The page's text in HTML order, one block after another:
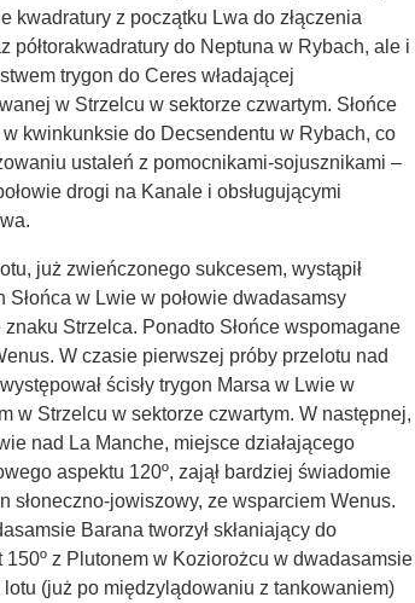
kwadratury z początku Lwa do złączenia
półtorakwadratury do Neptuna w Rybach, ale i
trygon do Ceres władającej
w Strzelcu w sektorze czwartym. Słońce
kwinkunksie do Decsendentu w Rybach, co
ustaleń z pomocnikami-sojusznikami –
drogi na Kanale i obsługującymi
już zwieńczonego sukcesem, wystąpił
w Lwie w połowie dwadasamsy
Strzelca. Ponadto Słońce wspomagane
W czasie pierwszej próby przelotu nad
ścisły trygon Marsa w Lwie w
w Strzelcu w sektorze czwartym. W następnej,
nad La Manche, miejsce działającego
aspektu 120º, zajął bardziej świadomie
słoneczno-jowiszowy, ze wsparciem Wenus.
Barana tworzył skłaniający do
z Plutonem w Koziorożcu w dwadasamsie
(już po międzylądowaniu z tankowaniem)